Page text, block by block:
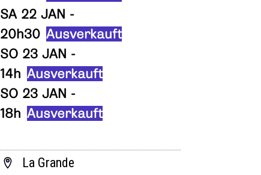
SA 22 JAN -
20h30 Ausverkauft
SO 23 JAN -
14h Ausverkauft
SO 23 JAN -
18h Ausverkauft
La Grande